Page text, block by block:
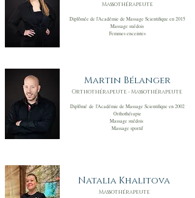
Massothérapeute
Diplômée de l'Académie de Massage Scientifique en 2015
Massage suédois
Femmes enceintes
Martin Bélanger
Orthothérapeute - Massothérapeute
Diplômé de l'Académie de Massage Scientifique en 2002
Orthothérapie
Massage suédois
Massage sportif
Natalia Khalitova
Massothérapeute